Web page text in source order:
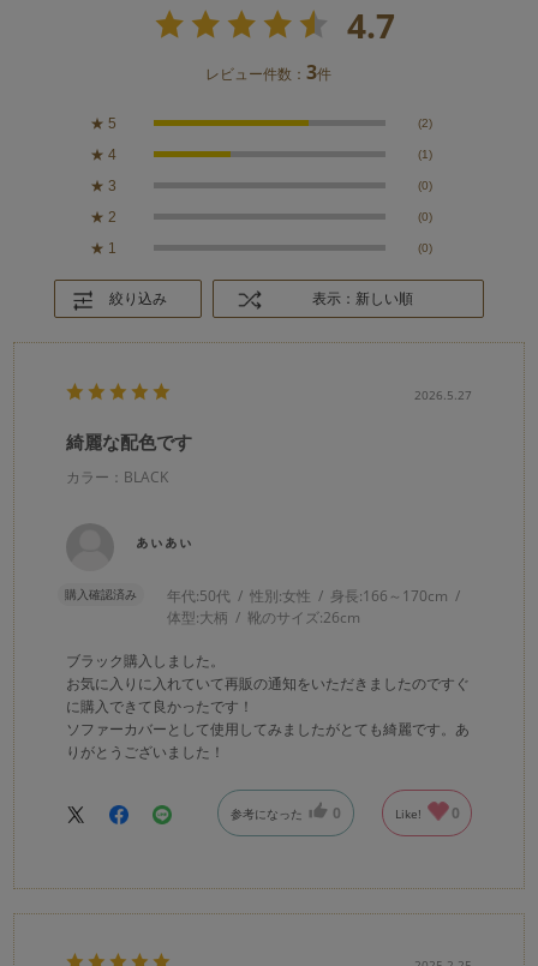
4.7
レビュー件数：3件
★ 5 (2)
★ 4 (1)
★ 3 (0)
★ 2 (0)
★ 1 (0)
絞り込み 表示：新しい順
2026.5.27
綺麗な配色です
カラー：BLACK
ぁぃぁぃ
購入確認済み 年代:50代 性別:女性 身長:166～170cm
体型:大柄 靴のサイズ:26cm
ブラック購入しました。
お気に入りに入れていて再販の通知をいただきましたのですぐ
に購入できて良かったです！
ソファーカバーとして使用してみましたがとても綺麗です。あ
りがとうございました！
参考になった 0 Like! 0